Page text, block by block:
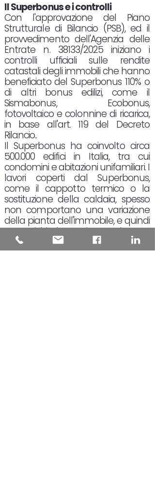
Il Superbonus e i controlli
Con l'approvazione del Piano
Strutturale di Bilancio (PSB), ed il
provvedimento dell'Agenzia delle
Entrate n. 38133/2025 iniziano i
controlli ufficiali sulle rendite
catastali degli immobili che hanno
beneficiato del Superbonus 110% o
di altri bonus edilizi, come il
Sismabonus, Ecobonus,
fotovoltaico e colonnine di ricarica,
in base all'art. 119 del Decreto
Rilancio..
Il Superbonus ha coinvolto circa
500.000 edifici in Italia, tra cui
condomini e abitazioni unifamiliari. I
lavori coperti dal Superbonus,
come il cappotto termico o la
sostituzione della caldaia, spesso
non comportano una variazione
della pianta dell'immobile, e quindi
non richiedono, in teoria, un
aggiornamento catastale.
L'aggiornamento della rendita